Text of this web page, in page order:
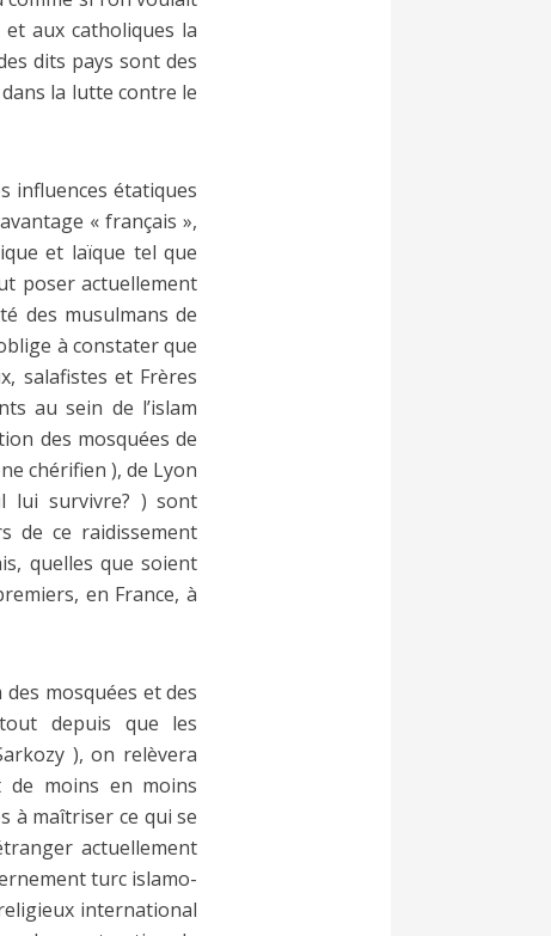
et aux catholiques la
dits pays sont des
la lutte contre le
influences étatiques
« français »,
et laïque tel que
poser actuellement
des musulmans de
à constater que
salafistes et Frères
au sein de l’islam
des mosquées de
chérifien ), de Lyon
lui survivre? ) sont
de ce raidissement
quelles que soient
en France, à
des mosquées et des
depuis que les
), on relèvera
de moins en moins
à maîtriser ce qui se
actuellement
turc islamo-
international